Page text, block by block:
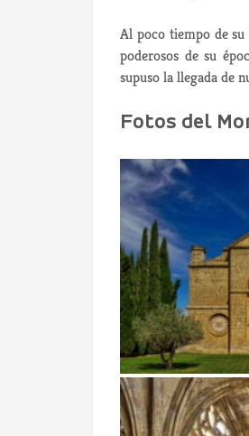
Al poco tiempo de su
poderosos de su
supuso la llegada de
Fotos del